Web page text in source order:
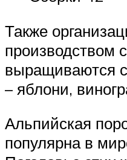
Также
производством
выращиваются
– яблони,
Альпийская
популярна в